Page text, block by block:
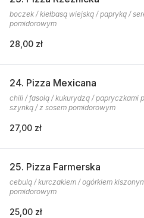
boczek / kiełbasą wiejską / papryką /
pomidorowym
28,00 zł
24. Pizza Mexicana
chili / fasolą / kukurydzą / papryczkami
szynką / z sosem pomidorowym
27,00 zł
25. Pizza Farmerska
cebulą / kurczakiem / ogórkiem
pomidorowym
25,00 zł